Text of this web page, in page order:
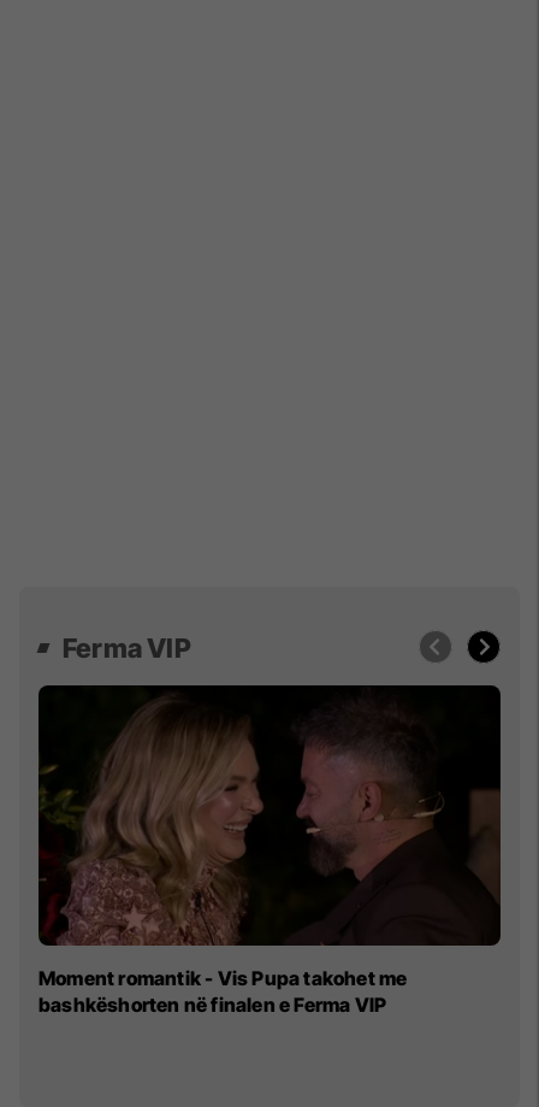
Ferma VIP
Moment romantik - Vis Pupa takohet me
bashkëshorten në finalen e Ferma VIP